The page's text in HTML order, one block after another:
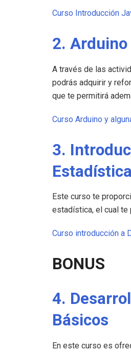
Curso Introducción
2.
A través de las
podrás adquirir y
que te permitirá
Curso Arduino y
3.
Este curso te
estadística, el cual te
Curso introducción a
BONUS
4.
Básicos
En este curso es